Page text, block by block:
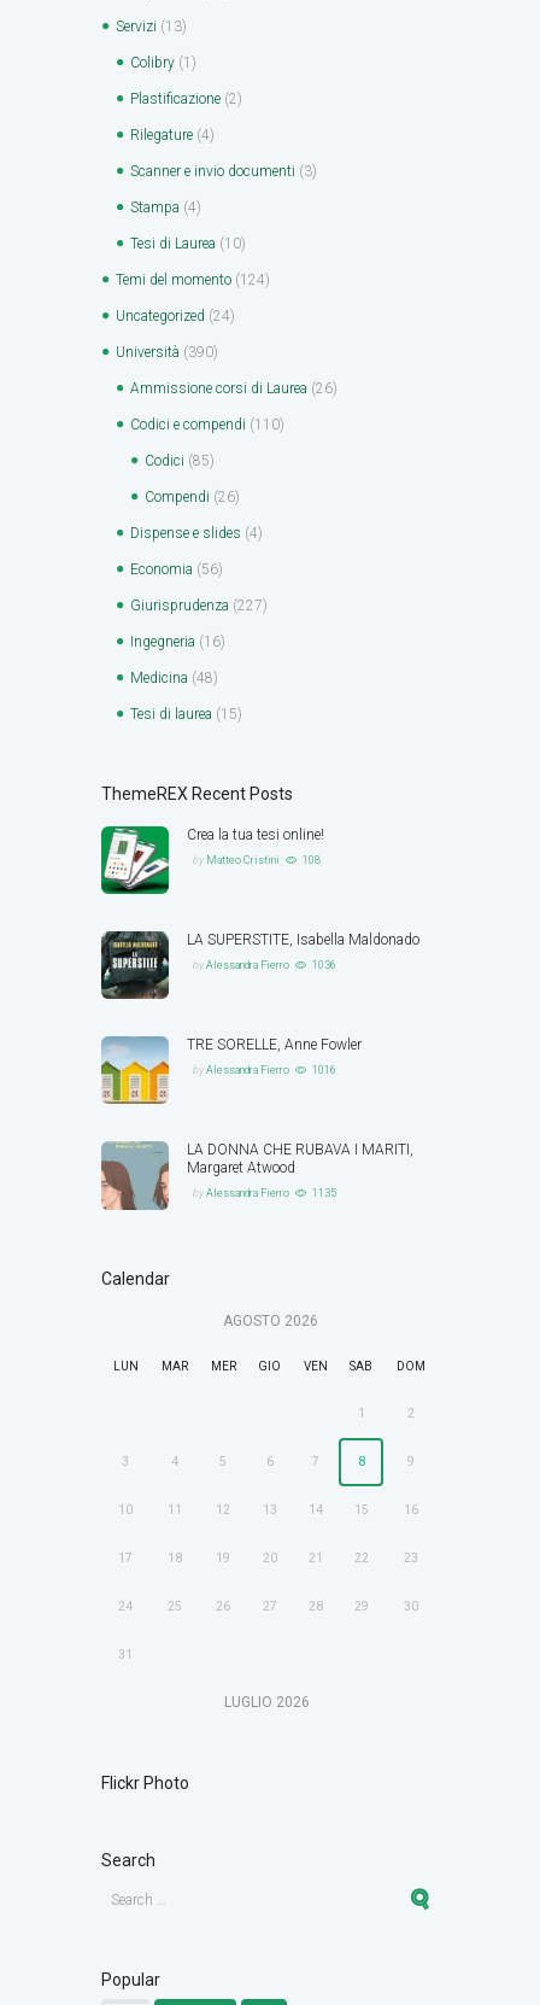
Servizi (13)
Colibry (1)
Plastificazione (2)
Rilegature (4)
Scanner e invio documenti (3)
Stampa (4)
Tesi di Laurea (10)
Temi del momento (124)
Uncategorized (24)
Università (390)
Ammissione corsi di Laurea (26)
Codici e compendi (110)
Codici (85)
Compendi (26)
Dispense e slides (4)
Economia (56)
Giurisprudenza (227)
Ingegneria (16)
Medicina (48)
Tesi di laurea (15)
ThemeREX Recent Posts
Crea la tua tesi online!
by Matteo Cristini 108
LA SUPERSTITE, Isabella Maldonado
byAlessandra Fierro 1036
TRE SORELLE, Anne Fowler
byAlessandra Fierro 1016
LA DONNA CHE RUBAVA I MARITI,
Margaret Atwood
byAlessandra Fierro 1135
Calendar
AGOSTO 2026
LUN MAR MER GIO VEN SAB DOM
1 2
3 4 5 6 7 8 9
10 11 12 13 14 15 16
17 18 19 20 21 22 23
24 25 26 27 28 29 30
31
LUGLIO 2026
Flickr Photo
Search
Popular